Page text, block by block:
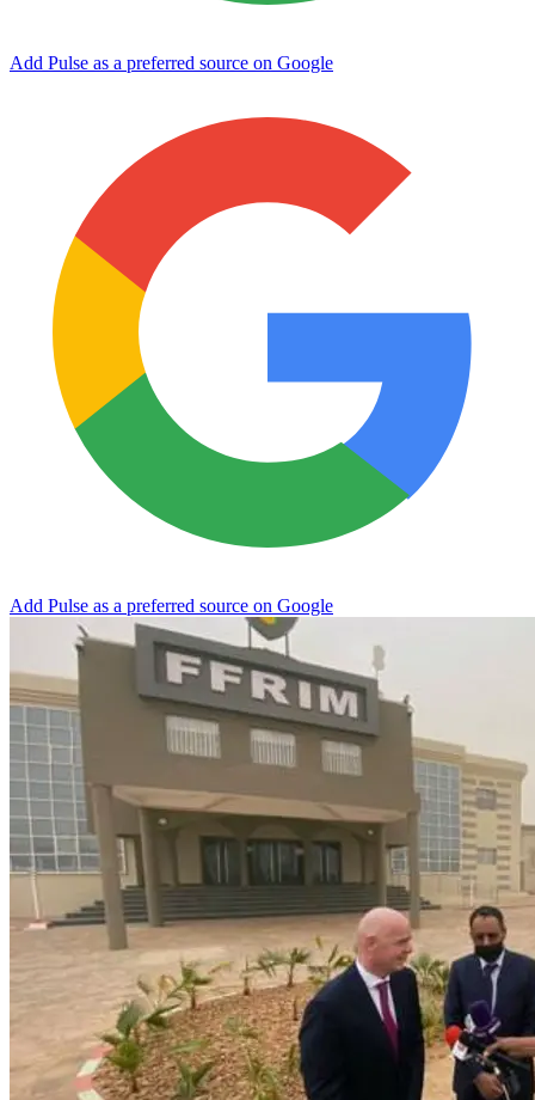
Add Pulse as a preferred source on Google
Add Pulse as a preferred source on Google